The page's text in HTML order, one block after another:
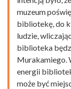
muzeum
bibliotekę, do
ludzie,
biblioteka
Murakamiego.
energii
może być